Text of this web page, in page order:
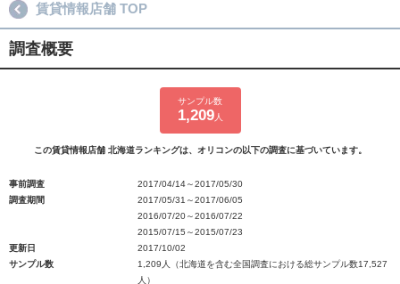
賃貸情報店舗 TOP
調査概要
サンプル数
1,209人
この賃貸情報店舗 北海道ランキングは、オリコンの以下の調査に基づいています。
事前調査
2017/04/14～2017/05/30
調査期間
2017/05/31～2017/06/05
2016/07/20～2016/07/22
2015/07/15～2015/07/23
更新日
2017/10/02
サンプル数
1,209人（北海道を含む全国調査における総サンプル数17,527
人）